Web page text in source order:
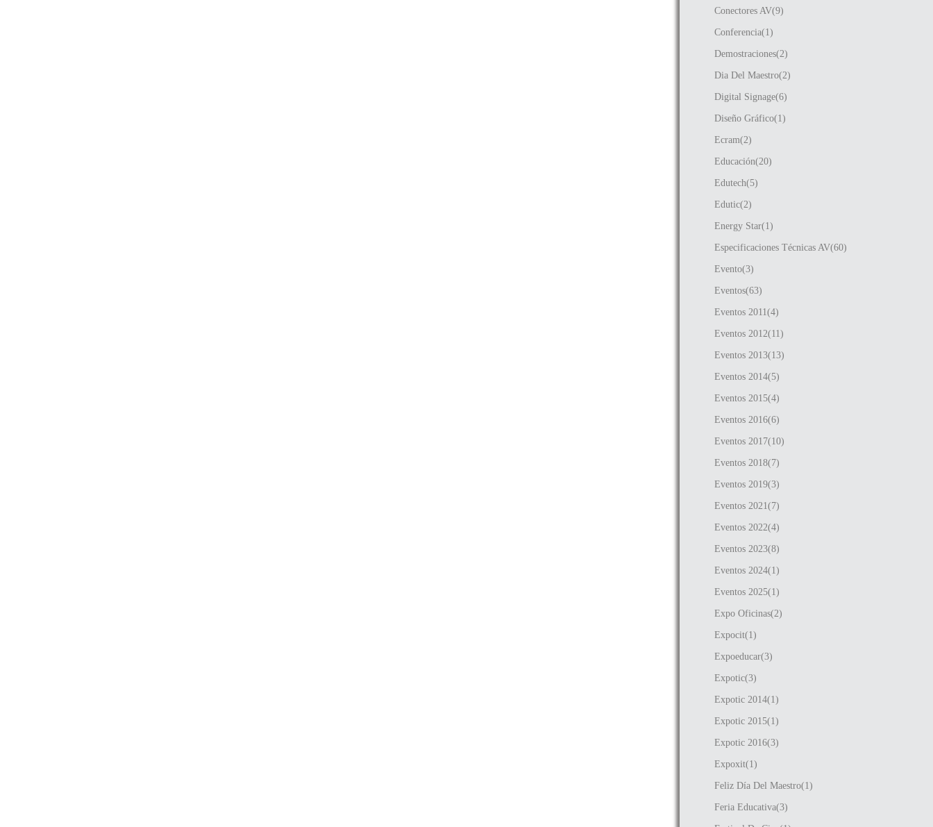
Conectores AV(9)
Conferencia(1)
Demostraciones(2)
Dia Del Maestro(2)
Digital Signage(6)
Diseño Gráfico(1)
Ecram(2)
Educación(20)
Edutech(5)
Edutic(2)
Energy Star(1)
Especificaciones Técnicas AV(60)
Evento(3)
Eventos(63)
Eventos 2011(4)
Eventos 2012(11)
Eventos 2013(13)
Eventos 2014(5)
Eventos 2015(4)
Eventos 2016(6)
Eventos 2017(10)
Eventos 2018(7)
Eventos 2019(3)
Eventos 2021(7)
Eventos 2022(4)
Eventos 2023(8)
Eventos 2024(1)
Eventos 2025(1)
Expo Oficinas(2)
Expocit(1)
Expoeducar(3)
Expotic(3)
Expotic 2014(1)
Expotic 2015(1)
Expotic 2016(3)
Expoxit(1)
Feliz Día Del Maestro(1)
Feria Educativa(3)